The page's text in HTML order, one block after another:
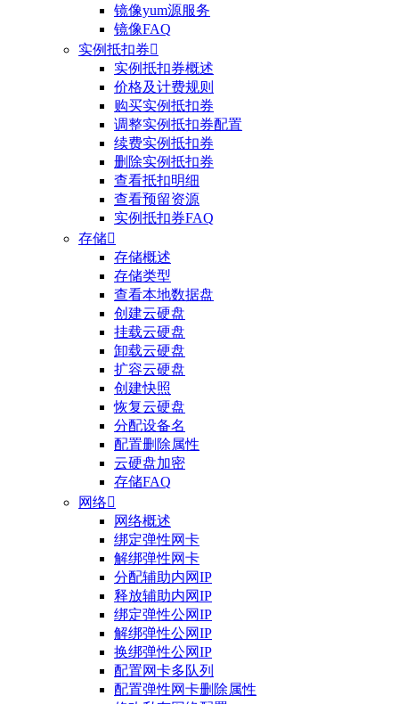
镜像yum源服务
镜像FAQ
实例抵扣券
实例抵扣券概述
价格及计费规则
购买实例抵扣券
调整实例抵扣券配置
续费实例抵扣券
删除实例抵扣券
查看抵扣明细
查看预留资源
实例抵扣券FAQ
存储
存储概述
存储类型
查看本地数据盘
创建云硬盘
挂载云硬盘
卸载云硬盘
扩容云硬盘
创建快照
恢复云硬盘
分配设备名
配置删除属性
云硬盘加密
存储FAQ
网络
网络概述
绑定弹性网卡
解绑弹性网卡
分配辅助内网IP
释放辅助内网IP
绑定弹性公网IP
解绑弹性公网IP
换绑弹性公网IP
配置网卡多队列
配置弹性网卡删除属性